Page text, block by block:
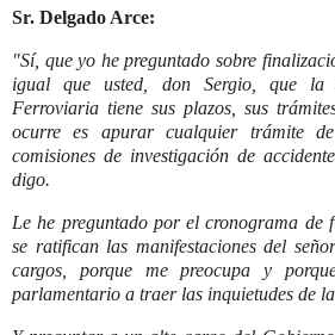
Sr. Delgado Arce:
"Sí, que yo he preguntado sobre
igual que usted, don Sergio, que la
Ferroviaria tiene sus plazos, sus
ocurre es apurar cualquier trámite
comisiones de investigación de
digo.
Le he preguntado por el cronograma de
se ratifican las manifestaciones del
cargos, porque me preocupa y
parlamentario a traer las inquietudes de